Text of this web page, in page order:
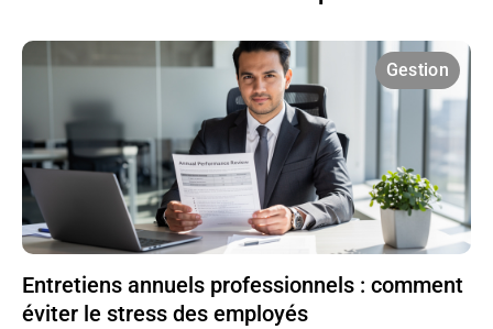
Gestion
Entretiens annuels professionnels : comment
éviter le stress des employés